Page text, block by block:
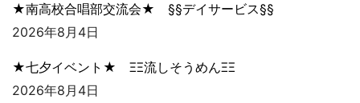
★南高校合唱部交流会★ §§デイサービス§§
2026年8月4日
★七夕イベント★ ΞΞ流しそうめんΞΞ
2026年8月4日